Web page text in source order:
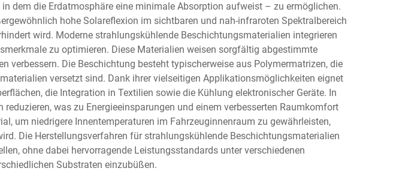
dem die Erdatmosphäre eine minimale Absorption aufweist – zu ermöglichen.
hohe Solareflexion im sichtbaren und nah-infraroten Spektralbereich
wird. Moderne strahlungskühlende Beschichtungsmaterialien integrieren
zu optimieren. Diese Materialien weisen sorgfältig abgestimmte
verbessern. Die Beschichtung besteht typischerweise aus Polymermatrizen, die
versetzt sind. Dank ihrer vielseitigen Applikationsmöglichkeiten eignet
die Integration in Textilien sowie die Kühlung elektronischer Geräte. In
was zu Energieeinsparungen und einem verbesserten Raumkomfort
um niedrigere Innentemperaturen im Fahrzeuginnenraum zu gewährleisten,
Die Herstellungsverfahren für strahlungskühlende Beschichtungsmaterialien
ohne dabei hervorragende Leistungsstandards unter verschiedenen
Substraten einzubüßen.